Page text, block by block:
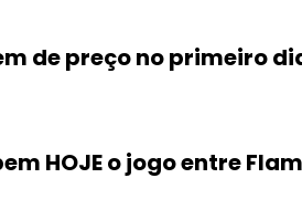
de preço no primeiro
HOJE o jogo entre